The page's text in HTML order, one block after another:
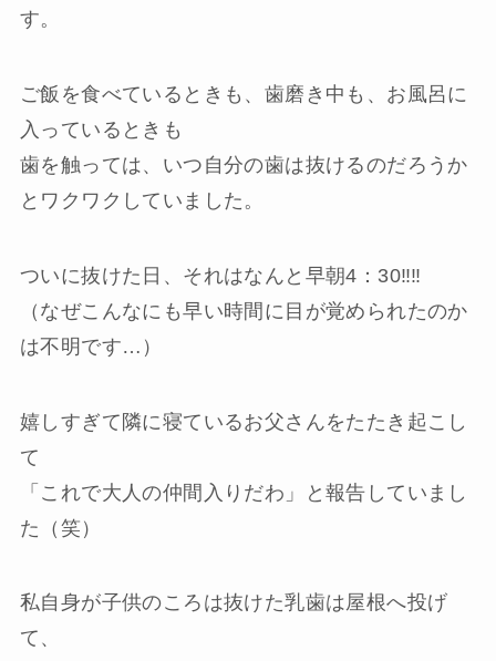
す。
ご飯を食べているときも、歯磨き中も、お風呂に
入っているときも
歯を触っては、いつ自分の歯は抜けるのだろうか
とワクワクしていました。
ついに抜けた日、それはなんと早朝4：30‼‼
（なぜこんなにも早い時間に目が覚められたのか
は不明です…）
嬉しすぎて隣に寝ているお父さんをたたき起こし
て
「これで大人の仲間入りだわ」と報告していまし
た（笑）
私自身が子供のころは抜けた乳歯は屋根へ投げ
て、